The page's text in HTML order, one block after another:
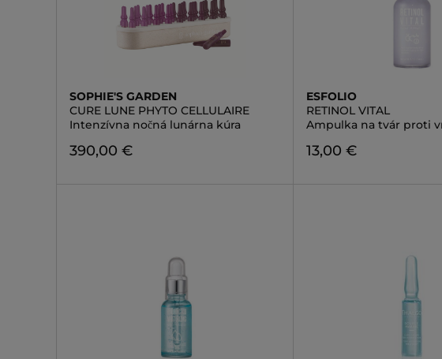
SOPHIE'S GARDEN
CURE LUNE PHYTO CELLULAIRE
Intenzívna nočná lunárna kúra
390,00 €
ESFOLIO
RETINOL VITAL
Ampulka na tvár proti
13,00 €